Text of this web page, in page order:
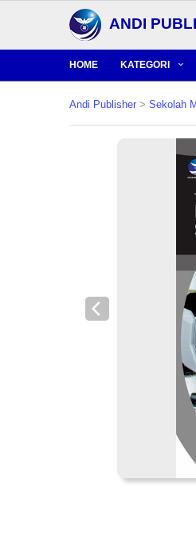
ANDI
HOME KATEGORI
Andi Publisher > Sekolah